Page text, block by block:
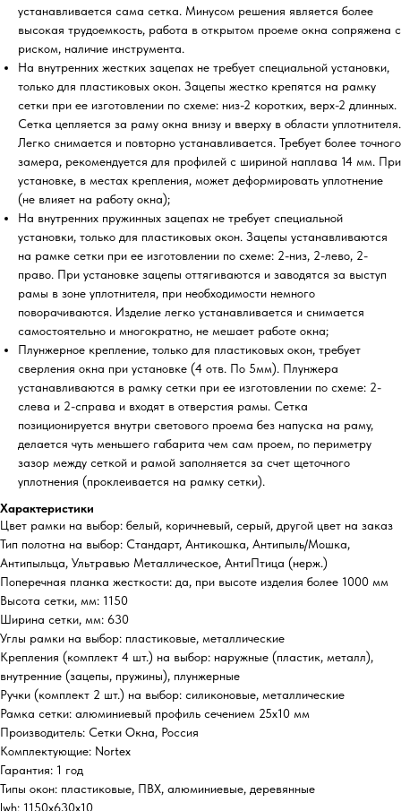
устанавливается сама сетка. Минусом решения является более
высокая трудоемкость, работа в открытом проеме окна сопряжена с
риском, наличие инструмента.
На внутренних жестких зацепах не требует специальной установки,
только для пластиковых окон. Зацепы жестко крепятся на рамку
сетки при ее изготовлении по схеме: низ-2 коротких, верх-2 длинных.
Сетка цепляется за раму окна внизу и вверху в области уплотнителя.
Легко снимается и повторно устанавливается. Требует более точного
замера, рекомендуется для профилей с шириной наплава 14 мм. При
установке, в местах крепления, может деформировать уплотнение
(не влияет на работу окна);
На внутренних пружинных зацепах не требует специальной
установки, только для пластиковых окон. Зацепы устанавливаются
на рамке сетки при ее изготовлении по схеме: 2-низ, 2-лево, 2-
право. При установке зацепы оттягиваются и заводятся за выступ
рамы в зоне уплотнителя, при необходимости немного
поворачиваются. Изделие легко устанавливается и снимается
самостоятельно и многократно, не мешает работе окна;
Плунжерное крепление, только для пластиковых окон, требует
сверления окна при установке (4 отв. По 5мм). Плунжера
устанавливаются в рамку сетки при ее изготовлении по схеме: 2-
слева и 2-справа и входят в отверстия рамы. Сетка
позиционируется внутри светового проема без напуска на раму,
делается чуть меньшего габарита чем сам проем, по периметру
зазор между сеткой и рамой заполняется за счет щеточного
уплотнения (проклеивается на рамку сетки).
Характеристики
Цвет рамки на выбор: белый, коричневый, серый, другой цвет на заказ
Тип полотна на выбор: Стандарт, Антикошка, Антипыль/Мошка,
Антипыльца, Ультравью Металлическое, АнтиПтица (нерж.)
Поперечная планка жесткости: да, при высоте изделия более 1000 мм
Высота сетки, мм: 1150
Ширина сетки, мм: 630
Углы рамки на выбор: пластиковые, металлические
Крепления (комплект 4 шт.) на выбор: наружные (пластик, металл),
внутренние (зацепы, пружины), плунжерные
Ручки (комплект 2 шт.) на выбор: силиконовые, металлические
Рамка сетки: алюминиевый профиль сечением 25х10 мм
Производитель: Сетки Окна, Россия
Комплектующие: Nortex
Гарантия: 1 год
Типы окон: пластиковые, ПВХ, алюминиевые, деревянные
lwh: 1150x630x10